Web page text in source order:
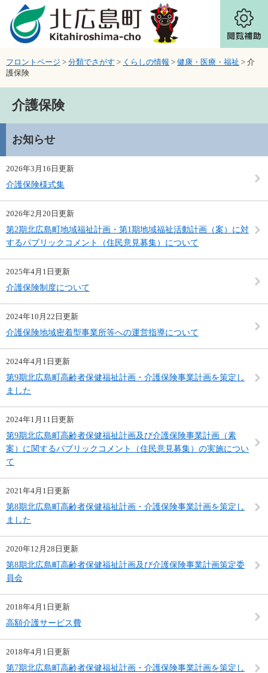
ページの先頭です。
メニューを飛ばして本文へ
フロントページ > 分類でさがす > くらしの情報 > 健康・医療・福祉 > 介
護保険
介護保険
お知らせ
2026年3月16日更新
介護保険様式集
2026年2月20日更新
第2期北広島町地域福祉計画・第1期地域福祉活動計画（案）に対
するパブリックコメント（住民意見募集）について
2025年4月1日更新
介護保険制度について
2024年10月22日更新
介護保険地域密着型事業所等への運営指導について
2024年4月1日更新
第9期北広島町高齢者保健福祉計画・介護保険事業計画を策定し
ました
2024年1月11日更新
第9期北広島町高齢者保健福祉計画及び介護保険事業計画（素
案）に関するパブリックコメント（住民意見募集）の実施につい
て
2021年4月1日更新
第8期北広島町高齢者保健福祉計画・介護保険事業計画を策定し
ました
2020年12月28日更新
第8期北広島町高齢者保健福祉計画及び介護保険事業計画策定委
員会
2018年4月1日更新
高額介護サービス費
2018年4月1日更新
第7期北広島町高齢者保健福祉計画・介護保険事業計画を策定し